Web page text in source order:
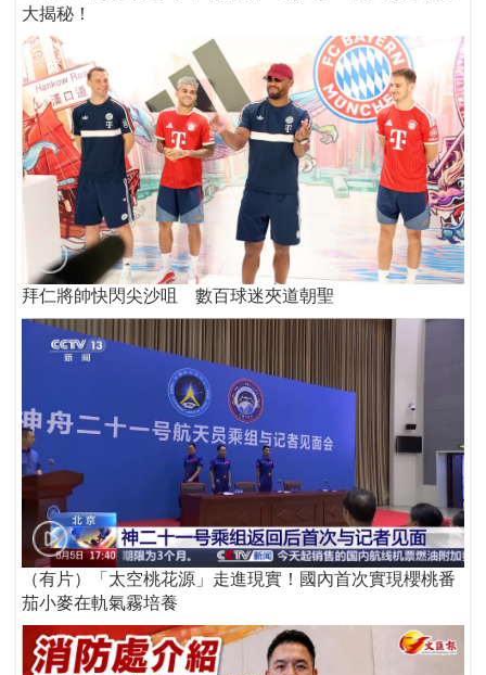
大揭秘！
拜仁將帥快閃尖沙咀 數百球迷夾道朝聖
（有片）「太空桃花源」走進現實！國內首次實現櫻桃番
茄小麥在軌氣霧培養